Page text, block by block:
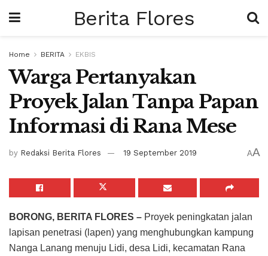
Berita Flores
Home BERITA EKBIS
Warga Pertanyakan
Proyek Jalan Tanpa Papan
Informasi di Rana Mese
by Redaksi Berita Flores 19 September 2019 AA
BORONG, BERITA FLORES – Proyek peningkatan jalan
lapisan penetrasi (lapen) yang menghubungkan kampung
Nanga Lanang menuju Lidi, desa Lidi, kecamatan Rana